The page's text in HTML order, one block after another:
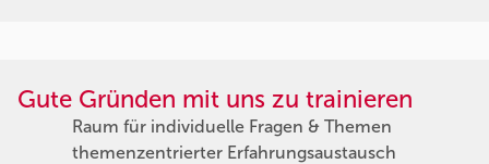
Gute Gründen mit uns zu trainieren
Raum für individuelle Fragen & Themen
themenzentrierter Erfahrungsaustausch